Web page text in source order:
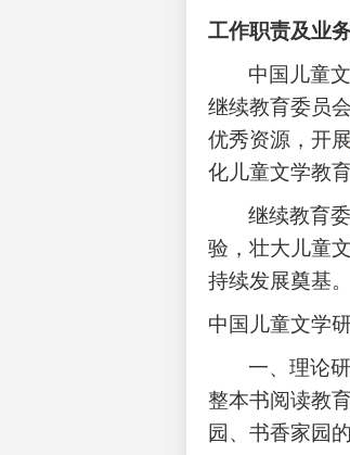
工作职责及业
中国儿童
继续教育委员
优秀资源，开展
化儿童文学教
继续教育
验，壮大儿童
持续发展奠基。
中国儿童文学
一、理论
整本书阅读教
园、书香家园